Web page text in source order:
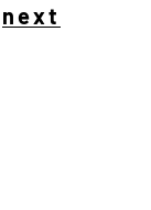
next